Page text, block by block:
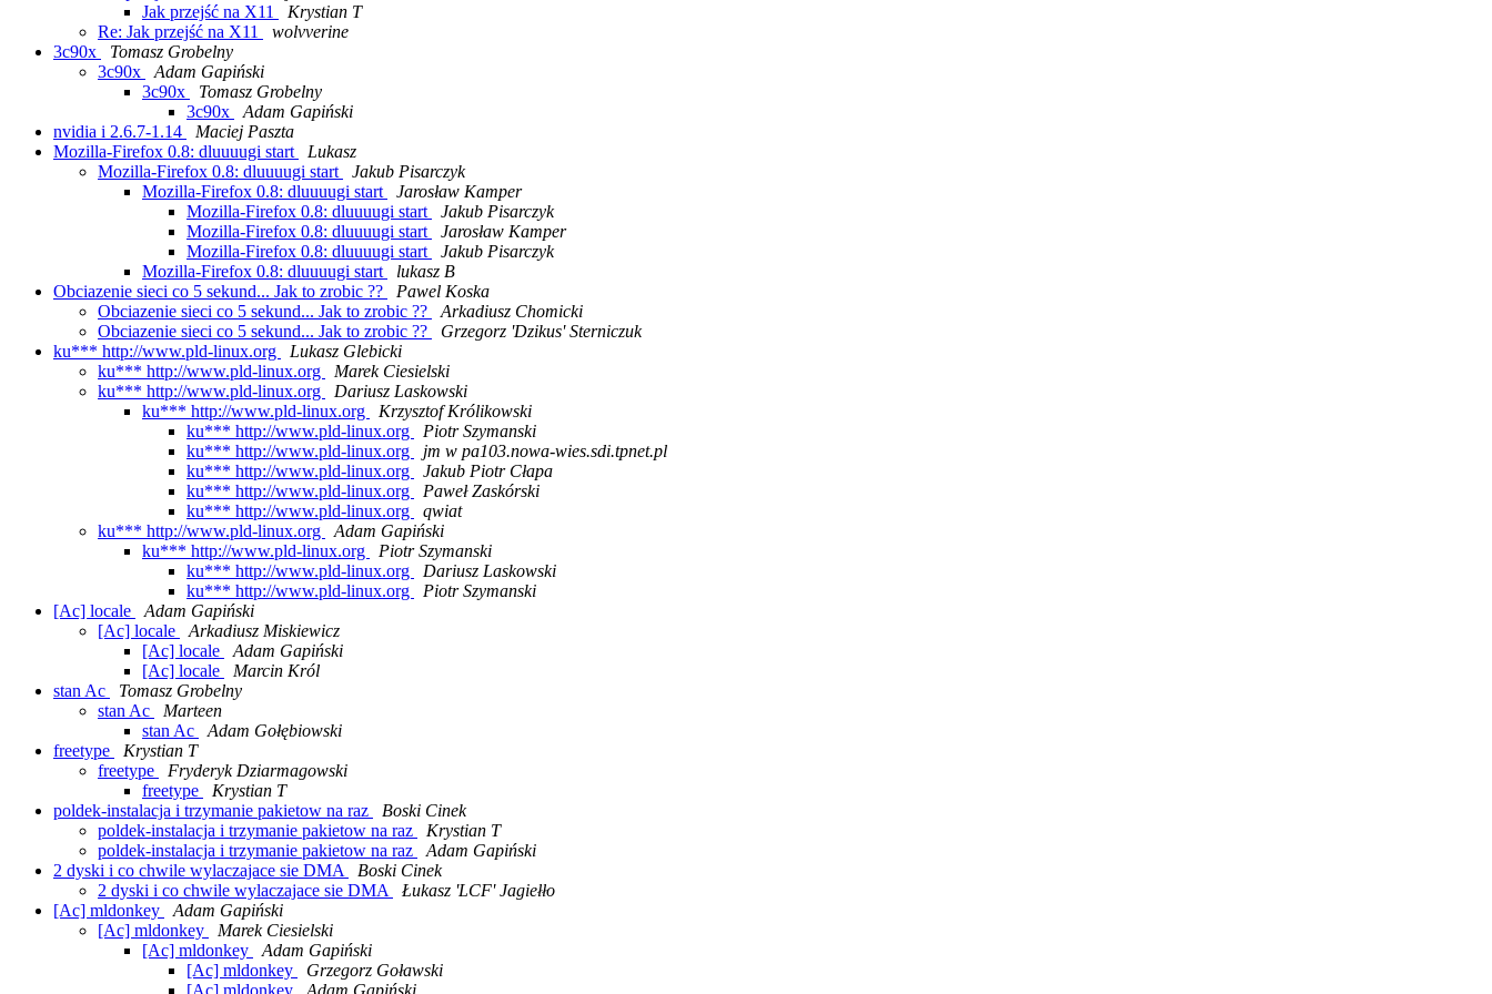
Jak przejść na X11
Krystian T
Re: Jak przejść na X11
wolvverine
3c90x
Tomasz Grobelny
3c90x
Adam Gapiński
3c90x
Tomasz Grobelny
3c90x
Adam Gapiński
nvidia i 2.6.7-1.14
Maciej Paszta
Mozilla-Firefox 0.8: dluuuugi start
Lukasz
Mozilla-Firefox 0.8: dluuuugi start
Jakub Pisarczyk
Mozilla-Firefox 0.8: dluuuugi start
Jarosław Kamper
Mozilla-Firefox 0.8: dluuuugi start
Jakub Pisarczyk
Mozilla-Firefox 0.8: dluuuugi start
Jarosław Kamper
Mozilla-Firefox 0.8: dluuuugi start
Jakub Pisarczyk
Mozilla-Firefox 0.8: dluuuugi start
lukasz B
Obciazenie sieci co 5 sekund... Jak to zrobic ??
Pawel Koska
Obciazenie sieci co 5 sekund... Jak to zrobic ??
Arkadiusz Chomicki
Obciazenie sieci co 5 sekund... Jak to zrobic ??
Grzegorz 'Dzikus' Sterniczuk
ku*** http://www.pld-linux.org
Lukasz Glebicki
ku*** http://www.pld-linux.org
Marek Ciesielski
ku*** http://www.pld-linux.org
Dariusz Laskowski
ku*** http://www.pld-linux.org
Krzysztof Królikowski
ku*** http://www.pld-linux.org
Piotr Szymanski
ku*** http://www.pld-linux.org
jm w pa103.nowa-wies.sdi.tpnet.pl
ku*** http://www.pld-linux.org
Jakub Piotr Cłapa
ku*** http://www.pld-linux.org
Paweł Zaskórski
ku*** http://www.pld-linux.org
qwiat
ku*** http://www.pld-linux.org
Adam Gapiński
ku*** http://www.pld-linux.org
Piotr Szymanski
ku*** http://www.pld-linux.org
Dariusz Laskowski
ku*** http://www.pld-linux.org
Piotr Szymanski
[Ac] locale
Adam Gapiński
[Ac] locale
Arkadiusz Miskiewicz
[Ac] locale
Adam Gapiński
[Ac] locale
Marcin Król
stan Ac
Tomasz Grobelny
stan Ac
Marteen
stan Ac
Adam Gołębiowski
freetype
Krystian T
freetype
Fryderyk Dziarmagowski
freetype
Krystian T
poldek-instalacja i trzymanie pakietow na raz
Boski Cinek
poldek-instalacja i trzymanie pakietow na raz
Krystian T
poldek-instalacja i trzymanie pakietow na raz
Adam Gapiński
2 dyski i co chwile wylaczajace sie DMA
Boski Cinek
2 dyski i co chwile wylaczajace sie DMA
Łukasz 'LCF' Jagiełło
[Ac] mldonkey
Adam Gapiński
[Ac] mldonkey
Marek Ciesielski
[Ac] mldonkey
Adam Gapiński
[Ac] mldonkey
Grzegorz Goławski